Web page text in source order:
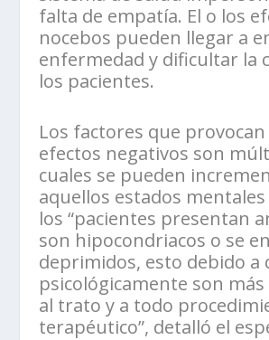
falta de empatía. El o los
nocebos pueden llegar a
enfermedad y dificultar la
los pacientes.
Los factores que
efectos negativos son
cuales se pueden
aquellos estados
los “pacientes presentan
son hipocondriacos o se
deprimidos, esto debido a
psicológicamente son
al trato y a todo
terapéutico”, detalló el